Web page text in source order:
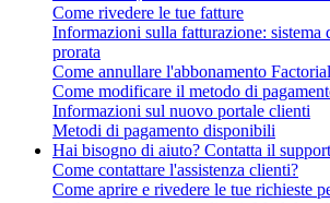
Come rivedere le tue fatture
Informazioni sulla fatturazione: sistema
prorata
Come annullare l'abbonamento Factorial
Come modificare il metodo di
Informazioni sul nuovo portale clienti
Metodi di pagamento disponibili
Hai bisogno di aiuto? Contatta il
Come contattare l'assistenza clienti?
Come aprire e rivedere le tue richieste